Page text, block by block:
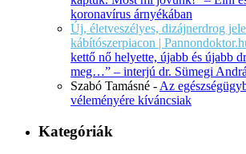
koronavírus árnyékában
Új, életveszélyes, dizájnerdrog
kábítószerpiacon |
kettő nő helyette, újabb és újabb
meg…” – interjú dr. Sümegi
Szabó Tamásné - Az
véleményére kíváncsiak
Kategóriák